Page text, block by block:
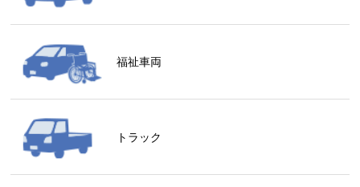
福祉車両
トラック